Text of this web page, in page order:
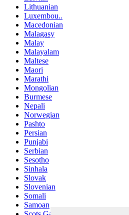
Lithuanian
Luxembou..
Macedonian
Malagasy
Malay
Malayalam
Maltese
Maori
Marathi
Mongolian
Burmese
Nepali
Norwegian
Pashto
Persian
Punjabi
Serbian
Sesotho
Sinhala
Slovak
Slovenian
Somali
Samoan